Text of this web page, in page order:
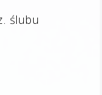
ślubu